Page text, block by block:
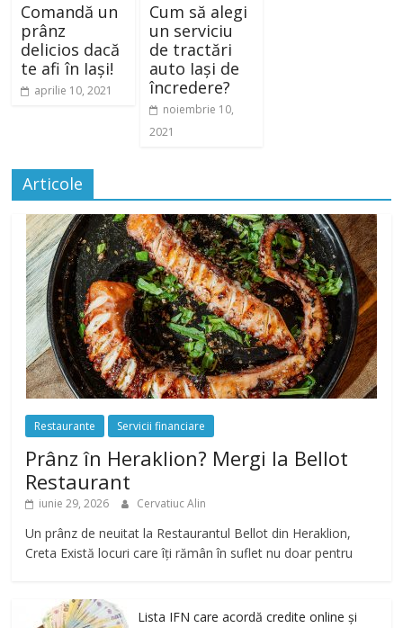
Comandă un
prânz
delicios dacă
te afi în Iași!
aprilie 10, 2021
Cum să alegi
un serviciu
de tractări
auto Iași de
încredere?
noiembrie 10,
2021
Articole
Restaurante Servicii financiare
Prânz în Heraklion? Mergi la Bellot
Restaurant
iunie 29, 2026 Cervatiuc Alin
Un prânz de neuitat la Restaurantul Bellot din Heraklion,
Creta Există locuri care îți rămân în suflet nu doar pentru
Lista IFN care acordă credite online și